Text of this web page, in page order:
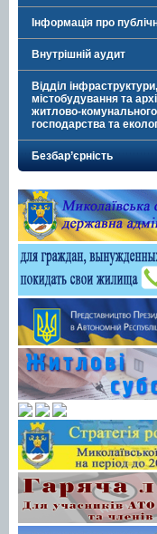
Інформація про
Внутрішній аудит
Відділ інфраструктури,
містобудування та
житлово-комунального
господарства та
Безбар’єрність